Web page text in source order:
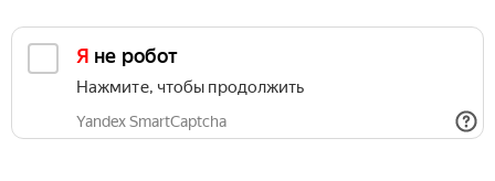
Я не робот
Нажмите, чтобы продолжить
Yandex SmartCaptcha